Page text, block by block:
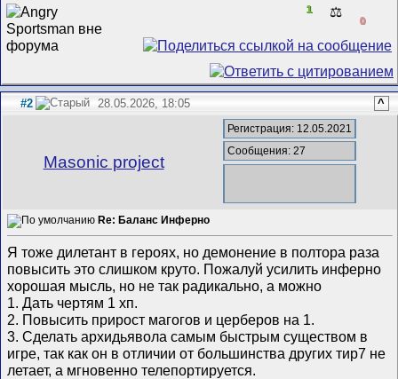
1 ⚖️
0
#2 28.05.2026, 18:05 ^
Masonic project
Регистрация: 12.05.2021
Сообщения: 27
Re: Баланс Инферно
Я тоже дилетант в героях, но демонение в полтора раза
повысить это слишком круто. Пожалуй усилить инферно
хорошая мысль, но не так радикально, а можно
1. Дать чертям 1 хп.
2. Повысить прирост магогов и церберов на 1.
3. Сделать архидьявола самым быстрым существом в
игре, так как он в отличии от большинства других тир7 не
летает, а мгновенно телепортируется.